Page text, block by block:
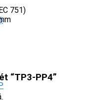
751)
“TP3-PP4”